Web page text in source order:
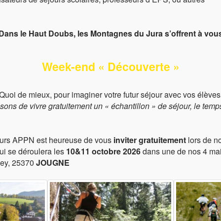
de ventes
les séjours couverts par l’assurance-voyage).
groupe : 60€
des arrhes, en frais de dossier.
forfait.
sur le forfait.
sur le forfait.
du groupe sans frais.
forfaits, nous agissonsen tant que mandatairesdes
le Haut Doubs, les Montagnes du Jura s’offrent à
Week-end « Découverte »
de mieux, pour imaginer votre futur séjour avec vos
de vivre gratuitementun « échantillon » de séjour, le
APPN est heureuse de vous inviter gratuitementlors de
se déroulera les 10&11 octobre 2026dans une de nos 4
25370 JOUGNE